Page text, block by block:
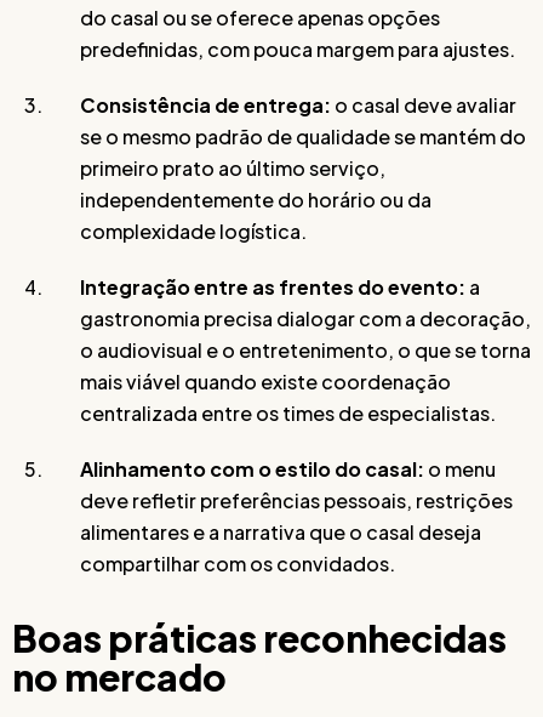
do casal ou se oferece apenas opções
predefinidas, com pouca margem para ajustes.
Consistência de entrega: o casal deve avaliar
se o mesmo padrão de qualidade se mantém do
primeiro prato ao último serviço,
independentemente do horário ou da
complexidade logística.
Integração entre as frentes do evento: a
gastronomia precisa dialogar com a decoração,
o audiovisual e o entretenimento, o que se torna
mais viável quando existe coordenação
centralizada entre os times de especialistas.
Alinhamento com o estilo do casal: o menu
deve refletir preferências pessoais, restrições
alimentares e a narrativa que o casal deseja
compartilhar com os convidados.
Boas práticas reconhecidas
no mercado